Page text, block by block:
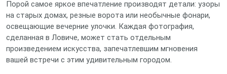
Порой самое яркое впечатление производят детали: узоры
на старых домах, резные ворота или необычные фонари,
освещающие вечерние улочки. Каждая фотография,
сделанная в Ловиче, может стать отдельным
произведением искусства, запечатлевшим мгновения
вашей встречи с этим удивительным городом.